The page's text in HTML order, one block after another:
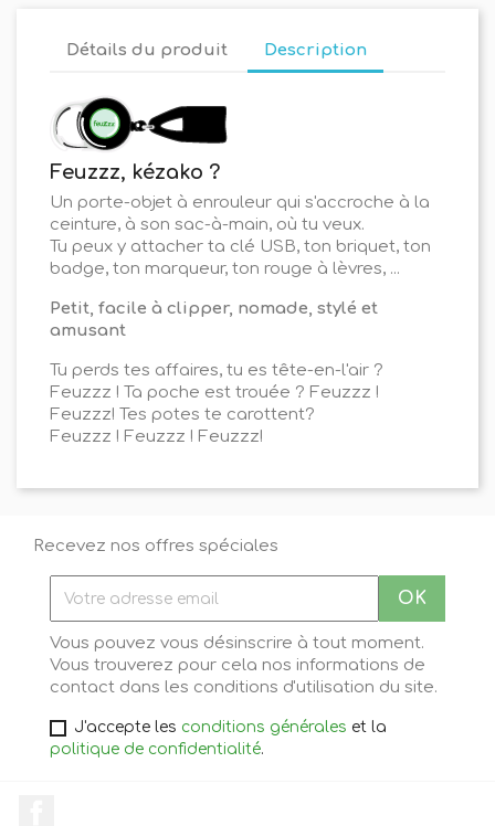
Détails du produit Description
Feuzzz, kézako ?
Un porte-objet à enrouleur qui s'accroche à la
ceinture, à son sac-à-main, où tu veux.
Tu peux y attacher ta clé USB, ton briquet, ton
badge, ton marqueur, ton rouge à lèvres, ...
Petit, facile à clipper, nomade, stylé et
amusant
Tu perds tes affaires, tu es tête-en-l'air ?
Feuzzz ! Ta poche est trouée ? Feuzzz !
Feuzzz! Tes potes te carottent?
Feuzzz ! Feuzzz ! Feuzzz!
Recevez nos offres spéciales
Vous pouvez vous désinscrire à tout moment.
Vous trouverez pour cela nos informations de
contact dans les conditions d'utilisation du site.
J'accepte les conditions générales et la
politique de confidentialité.